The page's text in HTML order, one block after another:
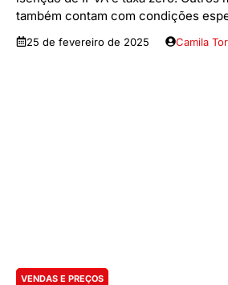
também contam com condições
25 de fevereiro de 2025 Camila
VENDAS E PREÇOS